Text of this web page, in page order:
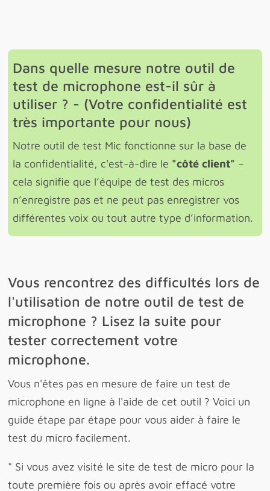
Dans quelle mesure notre outil de
test de microphone est-il sûr à
utiliser ? - (Votre confidentialité est
très importante pour nous)
Notre outil de test Mic fonctionne sur la base de
la confidentialité, c'est-à-dire le "côté client" –
cela signifie que l’équipe de test des micros
n’enregistre pas et ne peut pas enregistrer vos
différentes voix ou tout autre type d’information.
Vous rencontrez des difficultés lors de
l'utilisation de notre outil de test de
microphone ? Lisez la suite pour
tester correctement votre
microphone.
Vous n'êtes pas en mesure de faire un test de
microphone en ligne à l'aide de cet outil ? Voici un
guide étape par étape pour vous aider à faire le
test du micro facilement.
* Si vous avez visité le site de test de micro pour la
toute première fois ou après avoir effacé votre